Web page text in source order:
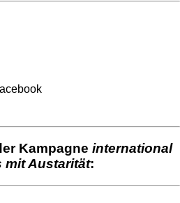
Kampagne international
mit Austarität: